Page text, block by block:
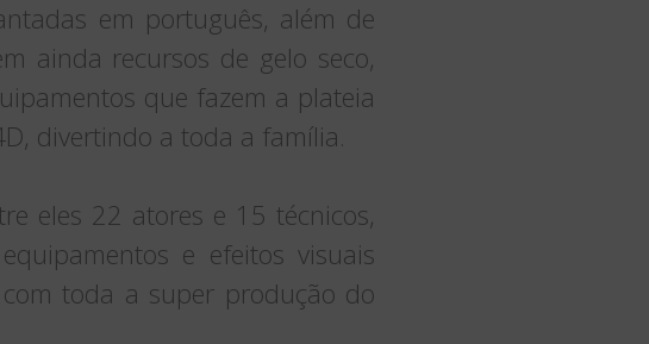
em português, além de
ainda recursos de gelo seco,
que fazem a plateia
divertindo a toda a família.
eles 22 atores e 15 técnicos,
e efeitos visuais
toda a super produção do